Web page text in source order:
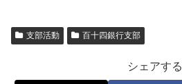
支部活動 百十四銀行支部
シェアする